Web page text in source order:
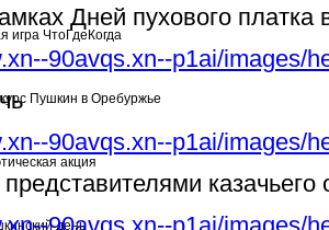
игра ЧтоГдеКогда
Пушкин в Оребуржье
акция
день
Дней пухового платка
90avqs.xn--p1ai/images/
90avqs.xn--p1ai/images/
представителями